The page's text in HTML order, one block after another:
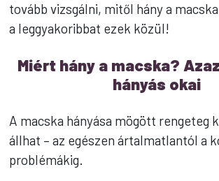
tovább vizsgálni, mitől hány a
a leggyakoribbat ezek közül!
Miért hány a macska?
hányás okai
A macska hányása mögött rengeteg
állhat – az egészen ártalmatlantól a
problémákig.